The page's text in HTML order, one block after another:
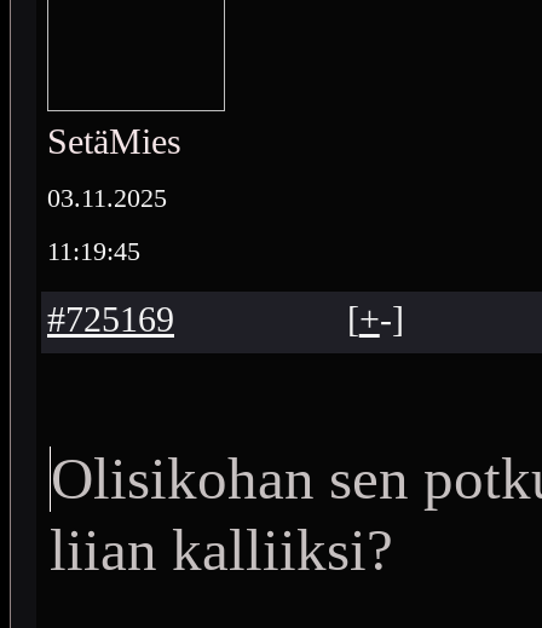
SetäMies
03.11.2025
11:19:45
#725169 [+-]
Olisikohan sen
liian kalliiksi?